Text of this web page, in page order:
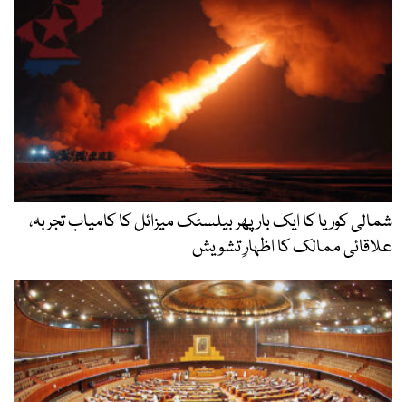
شمالی کوریا کا ایک بار پھر بیلسٹک میزائل کا کامیاب تجربہ،
علاقائی ممالک کا اظہارِ تشویش